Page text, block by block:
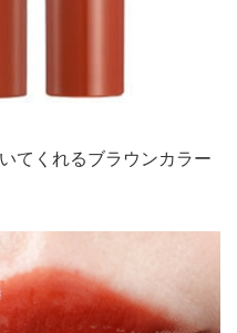
てくれるブラウンカラー